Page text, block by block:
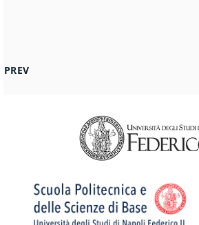
PREVIOUS ARTICLE: BACHECA DIDATTICA
PREV